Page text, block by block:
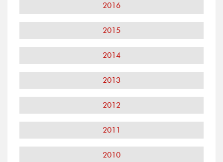
2016
2015
2014
2013
2012
2011
2010